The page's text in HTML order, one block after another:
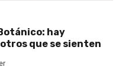
hay
que se sienten